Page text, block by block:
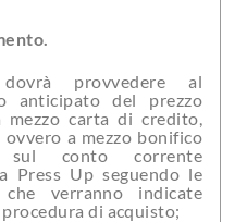
anticipato del prezzo
carta di credito,
ovvero a mezzo bonifico
sul conto corrente
Press Up seguendo le
che verranno indicate
di acquisto;